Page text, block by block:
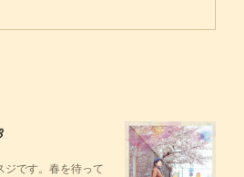
です。春を待って